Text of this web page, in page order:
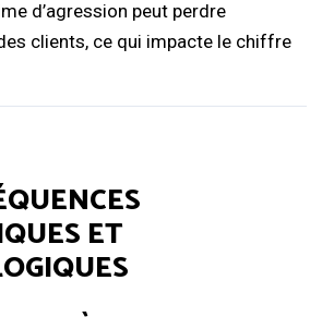
d’agression peut perdre
clients, ce qui impacte le chiffre
ET